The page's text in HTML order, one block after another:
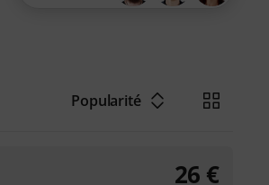
Popularité
26 €